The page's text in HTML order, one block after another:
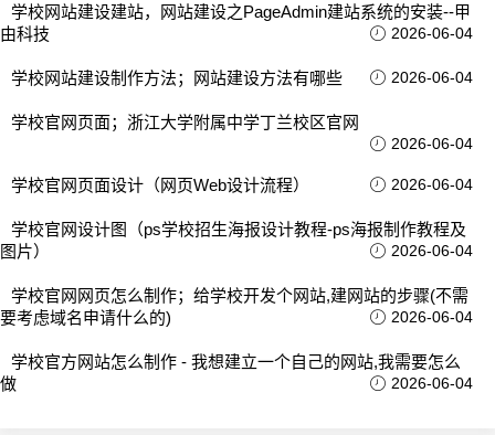
学校网站建设建站，网站建设之PageAdmin建站系统的安装--甲
由科技
2026-06-04
学校网站建设制作方法；网站建设方法有哪些 2026-06-04
学校官网页面；浙江大学附属中学丁兰校区官网
2026-06-04
学校官网页面设计（网页Web设计流程） 2026-06-04
学校官网设计图（ps学校招生海报设计教程-ps海报制作教程及
图片）
2026-06-04
学校官网网页怎么制作；给学校开发个网站,建网站的步骤(不需
要考虑域名申请什么的)
2026-06-04
学校官方网站怎么制作 - 我想建立一个自己的网站,我需要怎么
做
2026-06-04